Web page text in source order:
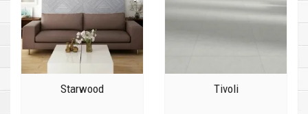
Starwood Tivoli